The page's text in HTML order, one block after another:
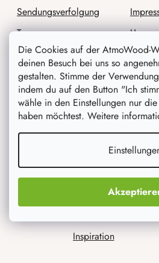
Die Cookies auf der AtmoWood-
deinen Besuch bei uns so
gestalten. Stimme der
indem du auf den Button "Ich
wähle in den Einstellungen nur
haben möchtest. Weitere
Sendungsverfolgung
Treueprogramm
Reklamation der Ware
Widerrufsbelehrung
AGB
Datenschutz
Die
Wir werden sie
Inspiration